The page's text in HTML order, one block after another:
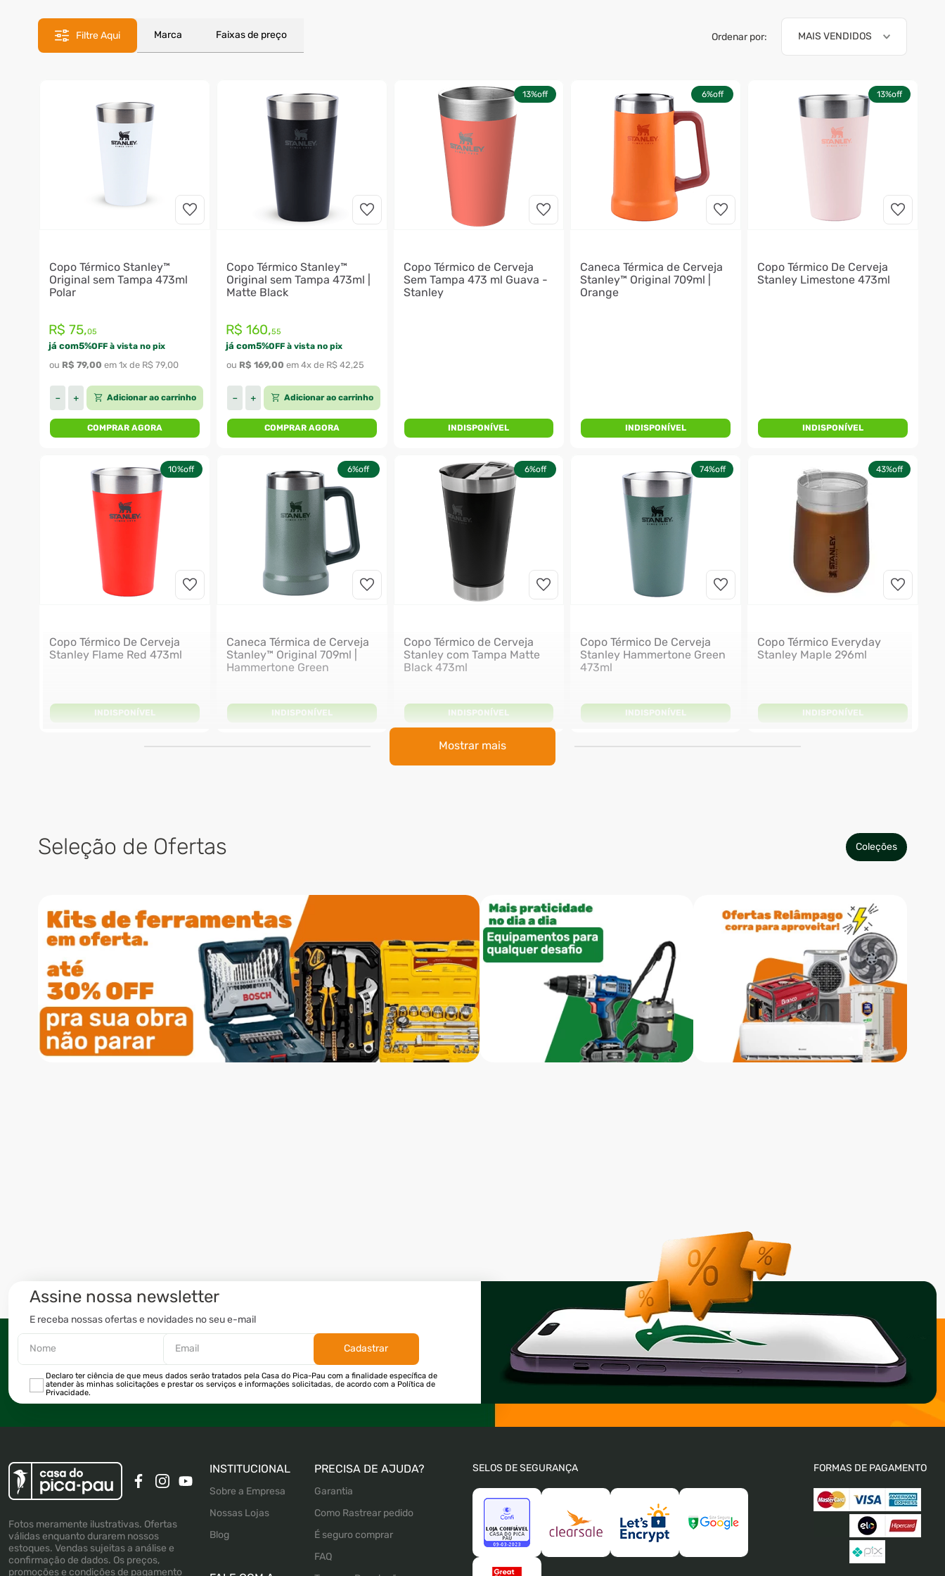
Filtre Aqui Marca Faixas de preço Ordenar por: MAIS VENDIDOS
Copo Térmico Stanley™
Original sem Tampa 473ml
Polar
já com5%OFF à vista no pix
R$ 75,05
ou R$ 79,00 em 1x de R$ 79,00
＋
－ Adicionar ao carrinho
COMPRAR AGORA
Copo Térmico Stanley™
Original sem Tampa 473ml |
Matte Black
já com5%OFF à vista no pix
R$ 160,55
ou R$ 169,00 em 4x de R$ 42,25
＋
－ Adicionar ao carrinho
COMPRAR AGORA
13%off
Copo Térmico de Cerveja
Sem Tampa 473 ml Guava -
Stanley
INDISPONÍVEL
6%off
Caneca Térmica de Cerveja
Stanley™ Original 709ml |
Orange
INDISPONÍVEL
13%off
Copo Térmico De Cerveja
Stanley Limestone 473ml
INDISPONÍVEL
10%off
Copo Térmico De Cerveja
Stanley Flame Red 473ml
INDISPONÍVEL
6%off
Caneca Térmica de Cerveja
Stanley™ Original 709ml |
Hammertone Green
INDISPONÍVEL
6%off
Copo Térmico de Cerveja
Stanley com Tampa Matte
Black 473ml
INDISPONÍVEL
74%off
Copo Térmico De Cerveja
Stanley Hammertone Green
473ml
INDISPONÍVEL
43%off
Copo Térmico Everyday
Stanley Maple 296ml
INDISPONÍVEL
Mostrar mais
Seleção de Ofertas Coleções
Assine nossa newsletter
E receba nossas ofertas e novidades no seu e-mail
Cadastrar
Declaro ter ciência de que meus dados serão tratados pela Casa do Pica-Pau com a finalidade específica de
atender às minhas solicitações e prestar os serviços e informações solicitadas, de acordo com a Política de
Privacidade.
Fotos meramente ilustrativas. Ofertas
válidas enquanto durarem nossos
estoques. Vendas sujeitas a análise e
confirmação de dados. Os preços,
promoções e condições de pagamento
INSTITUCIONAL
Sobre a Empresa
Nossas Lojas
Blog
PRECISA DE AJUDA?
Garantia
Como Rastrear pedido
É seguro comprar
FAQ
SELOS DE SEGURANÇA FORMAS DE PAGAMENTO
9º
climatizador